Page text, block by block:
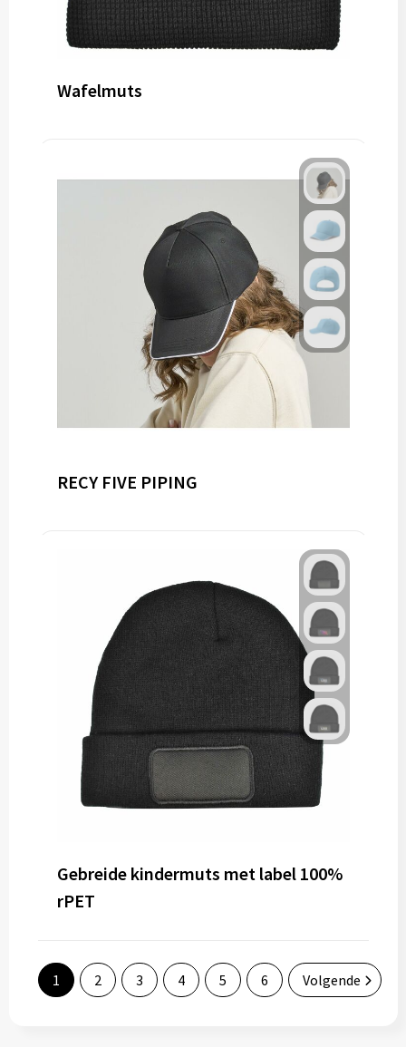
Wafelmuts
RECY FIVE PIPING
Gebreide kindermuts met label 100%
rPET
1 2 3 4 5 6 Volgende